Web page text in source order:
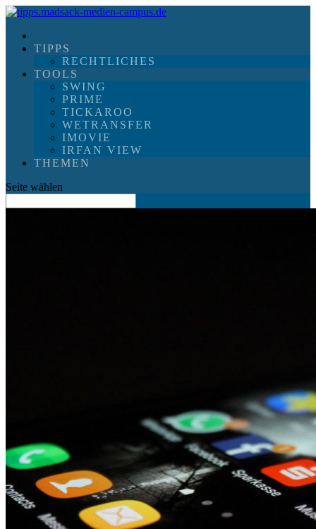
TIPPS
RECHTLICHES
TOOLS
SWING
PRIME
TICKAROO
WETRANSFER
IMOVIE
IRFAN VIEW
THEMEN
Seite wählen